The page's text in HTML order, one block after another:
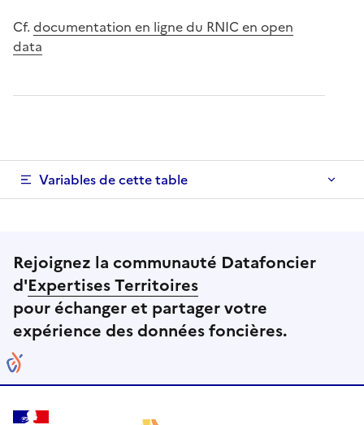
Cf. documentation en ligne du RNIC en open
data
Variables de cette table
Rejoignez la communauté Datafoncier
d'Expertises Territoires
pour échanger et partager votre
expérience des données foncières.